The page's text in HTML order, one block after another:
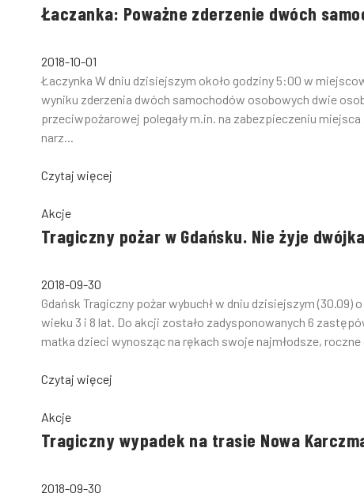
Łaczanka: Poważne zderzenie dwóch
2018-10-01
Łaczynka W dniu dzisiejszym około godziny 5:00 w
wyniku zderzenia dwóch samochodów osobowych dwie
przeciwpożarowej polegały m.in. na zabezpieczeniu
narz...
Czytaj więcej
Akcje
Tragiczny pożar w Gdańsku. Nie żyje
2018-09-30
Gdańsk Tragiczny pożar wybuchł w dniu dzisiejszym
wieku 3 i 8 lat. Do akcji zostało zadysponowanych 6
matka dzieci wynosząc na rękach swoje najmłodsze,
Czytaj więcej
Akcje
Tragiczny wypadek na trasie Nowa
2018-09-30